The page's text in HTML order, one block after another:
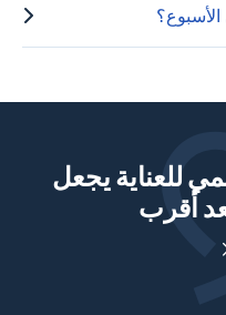
للعناية يجعل
أقرب